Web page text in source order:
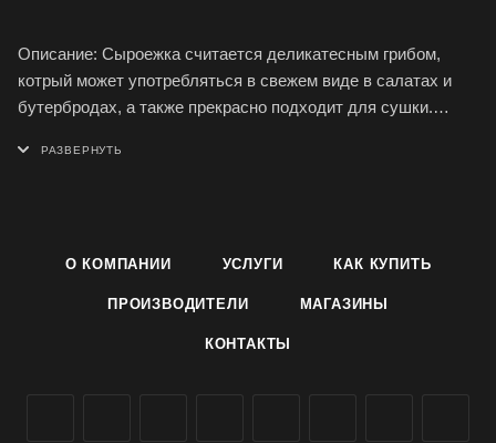
Описание: Сыроежка считается деликатесным грибом,
котрый может употребляться в свежем виде в салатах и
бутербродах, а также прекрасно подходит для сушки.
сыроежки - круглый год. Для выращивания понадобится:
Плодоношение: Плодоносят в среднем от 3 до 5 лет, в
Купить: Купить мицелий сыроежки в субстрате
О КОМПАНИИ УСЛУГИ КАК КУПИТЬ
ПРОИЗВОДИТЕЛИ МАГАЗИНЫ
КОНТАКТЫ